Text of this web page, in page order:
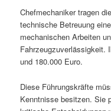
Chefmechaniker tragen
technische Betreuung
mechanischen Arbeiten
Fahrzeugzuverlässigkeit.
und 180.000 Euro.
Diese Führungskräfte
Kenntnisse besitzen. Sie